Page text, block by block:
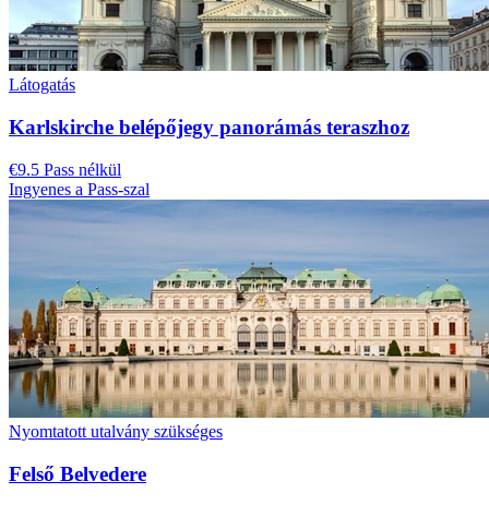
Látogatás
Karlskirche belépőjegy panorámás teraszhoz
€9.5 Pass nélkül
Ingyenes a Pass-szal
Nyomtatott utalvány szükséges
Felső Belvedere